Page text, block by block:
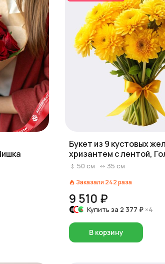
Букет из 9 кустовых
хризантем с лентой,
50 см 35 см
Заказали 242раза
9 510 ₽
Купить за 2 377 ₽ ×4
В корзину